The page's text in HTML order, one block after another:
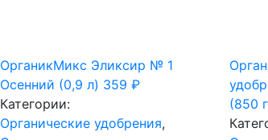
ОрганикМикс Эликсир № 1
Осенний (0,9 л) 359 ₽
Категории:
Органические удобрения,
(850